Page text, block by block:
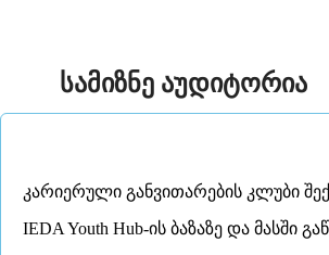
სამიზნე აუდიტორია
კარიერული განვითარების კლუბი
IEDA Youth Hub-ის ბაზაზე და მასში